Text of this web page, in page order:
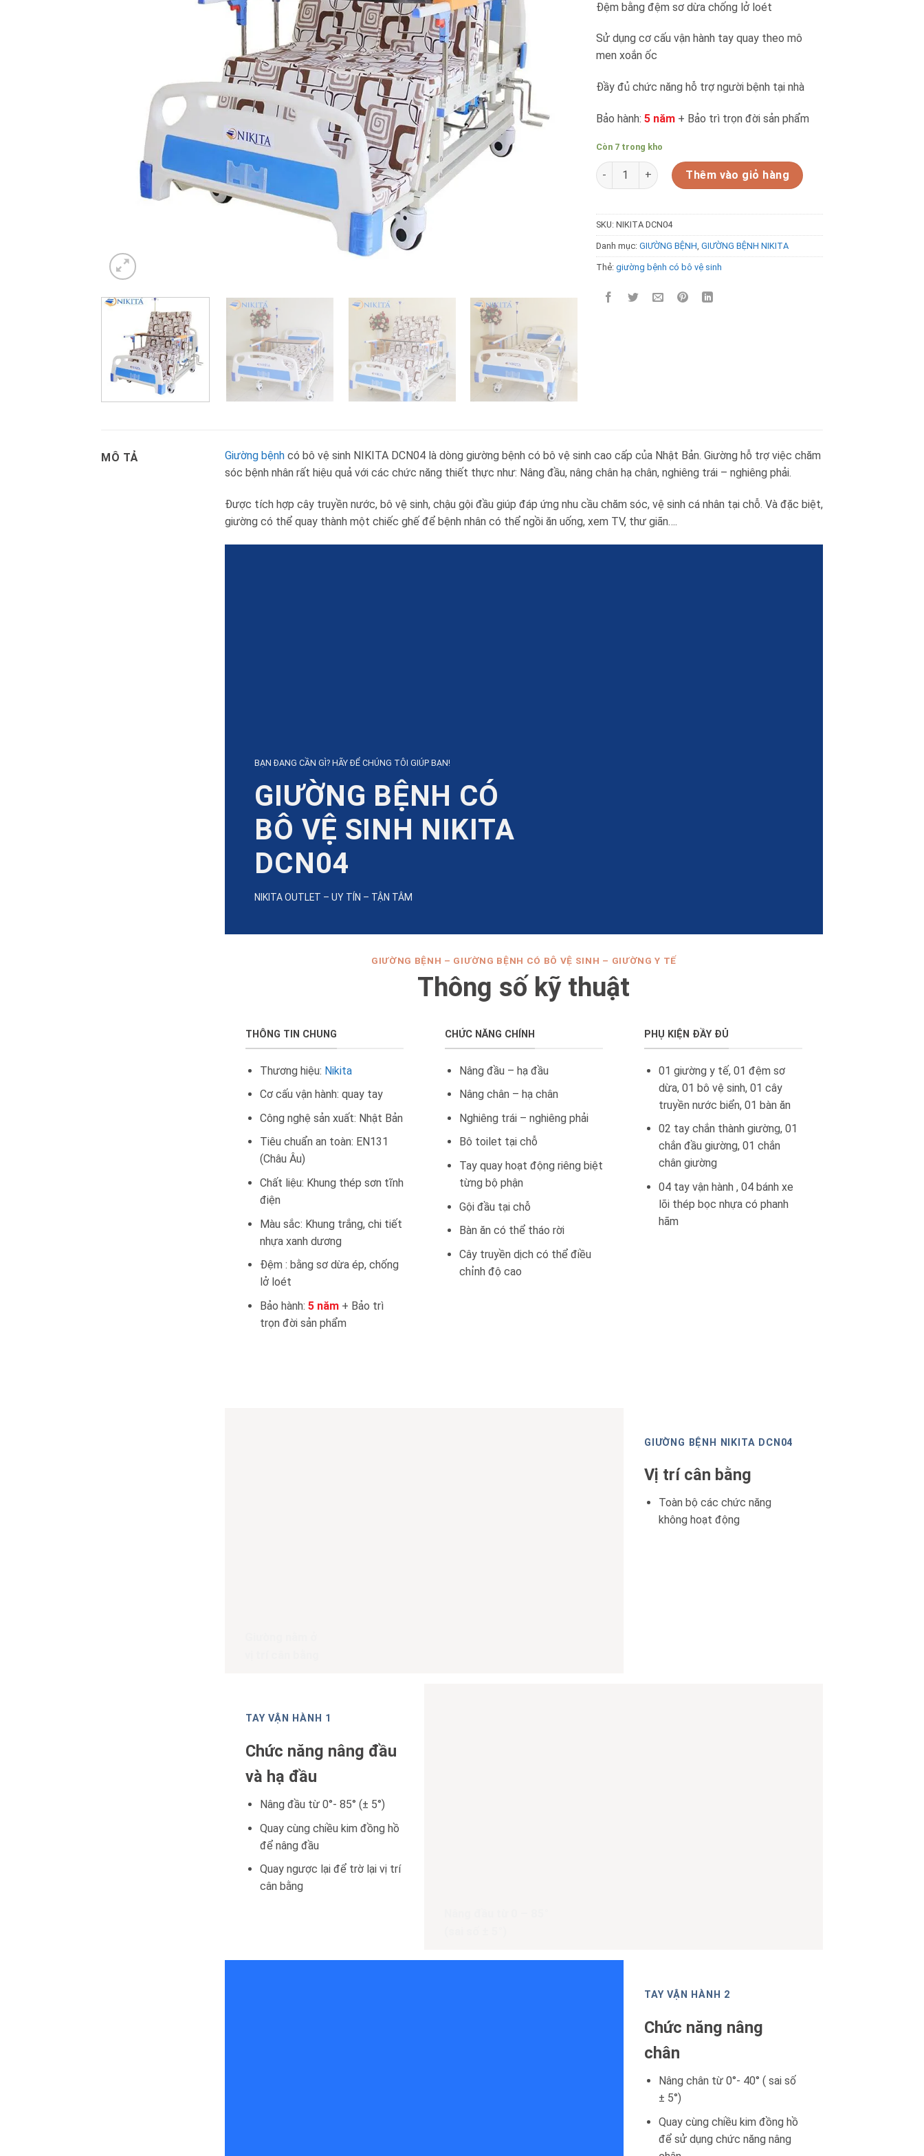
Đệm bằng đệm sơ dừa chống lở loét
Sử dụng cơ cấu vận hành tay quay theo mô
men xoắn ốc
Đầy đủ chức năng hỗ trợ người bệnh tại nhà
Bảo hành: 5 năm + Bảo trì trọn đời sản phẩm
Còn 7 trong kho
Giường bệnh có bô vệ sinh NIKITA DCN04 số lượng
Thêm vào giỏ hàng
SKU: NIKITA DCN04
Danh mục: GIƯỜNG BỆNH, GIƯỜNG BỆNH NIKITA
Thẻ: giường bệnh có bô vệ sinh
MÔ TẢ Giường bệnh có bô vệ sinh NIKITA DCN04 là dòng giường bệnh có bô vệ sinh cao cấp của Nhật Bản. Giường hỗ trợ việc chăm
sóc bệnh nhân rất hiệu quả với các chức năng thiết thực như: Nâng đầu, nâng chân hạ chân, nghiêng trái – nghiêng phải.
Được tích hợp cây truyền nước, bô vệ sinh, chậu gội đầu giúp đáp ứng nhu cầu chăm sóc, vệ sinh cá nhân tại chỗ. Và đặc biệt,
giường có thể quay thành một chiếc ghế để bệnh nhân có thể ngồi ăn uống, xem TV, thư giãn….
BẠN ĐANG CẦN GÌ? HÃY ĐỂ CHÚNG TÔI GIÚP BẠN!
GIƯỜNG BỆNH CÓ
BÔ VỆ SINH NIKITA
DCN04
NIKITA OUTLET – UY TÍN – TẬN TÂM
GIƯỜNG BỆNH – GIƯỜNG BỆNH CÓ BÔ VỆ SINH – GIƯỜNG Y TẾ
Thông số kỹ thuật
THÔNG TIN CHUNG
Thương hiệu: Nikita
Cơ cấu vận hành: quay tay
Công nghệ sản xuất: Nhật Bản
Tiêu chuẩn an toàn: EN131
(Châu Âu)
Chất liệu: Khung thép sơn tĩnh
điện
Màu sắc: Khung trắng, chi tiết
nhựa xanh dương
Đệm : bằng sơ dừa ép, chống
lở loét
Bảo hành: 5 năm+ Bảo trì
trọn đời sản phẩm
CHỨC NĂNG CHÍNH
Nâng đầu – hạ đầu
Nâng chân – hạ chân
Nghiêng trái – nghiêng phải
Bô toilet tại chỗ
Tay quay hoạt động riêng biệt
từng bộ phận
Gội đầu tại chỗ
Bàn ăn có thể tháo rời
Cây truyền dịch có thể điều
chỉnh độ cao
PHỤ KIỆN ĐẦY ĐỦ
01 giường y tế, 01 đệm sơ
dừa, 01 bô vệ sinh, 01 cây
truyền nước biển, 01 bàn ăn
02 tay chắn thành giường, 01
chắn đầu giường, 01 chắn
chân giường
04 tay vận hành , 04 bánh xe
lõi thép bọc nhựa có phanh
hãm
GIƯỜNG BỆNH NIKITA DCN04
Vị trí cân bằng
Toàn bộ các chức năng
không hoạt động
TAY VẬN HÀNH 1
Chức năng nâng đầu
và hạ đầu
Nâng đầu từ 0°- 85° (± 5°)
Quay cùng chiều kim đồng hồ
để nâng đầu
Quay ngược lại để trờ lại vị trí
cân bằng
TAY VẬN HÀNH 2
Chức năng nâng
chân
Nâng chân từ 0°- 40° ( sai số
± 5°)
Quay cùng chiều kim đồng hồ
để sử dụng chức năng nâng